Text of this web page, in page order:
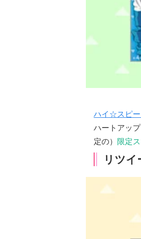
ハイ☆スピー
ハートアッ
定の）
限定
リツイ